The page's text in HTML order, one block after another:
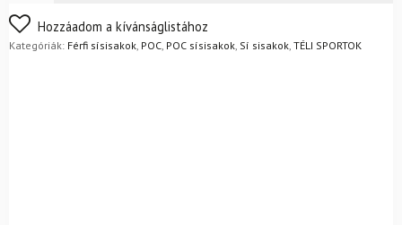
FoxPost
Nem biztos a választásában? Semmi gond – a terméket
egyszerűen visszaküldheti 14 napon belül, indoklás nélkül.
Hozzáadom a kívánságlistához
Kategóriák: Férfi sísisakok, POC, POC sísisakok, Sí sisakok, TÉLI SPORTOK